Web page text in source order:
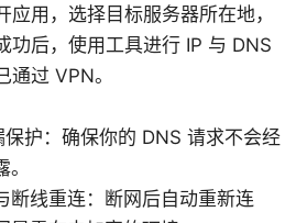
应用，选择目标服务器所在地，
功后，使用工具进行 IP 与 DNS
通过 VPN。
护：确保你的 DNS 请求不会经
断线重连：断网后自动重新连